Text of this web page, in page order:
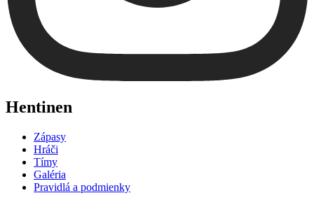
Hentinen
Zápasy
Hráči
Tímy
Galéria
Pravidlá a podmienky